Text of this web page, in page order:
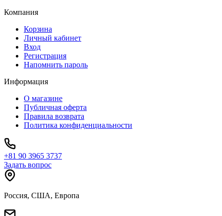
Компания
Корзина
Личный кабинет
Вход
Регистрация
Напомнить пароль
Информация
О магазине
Публичная оферта
Правила возврата
Политика конфиденциальности
+81 90 3965 3737
Задать вопрос
Россия, США, Европа